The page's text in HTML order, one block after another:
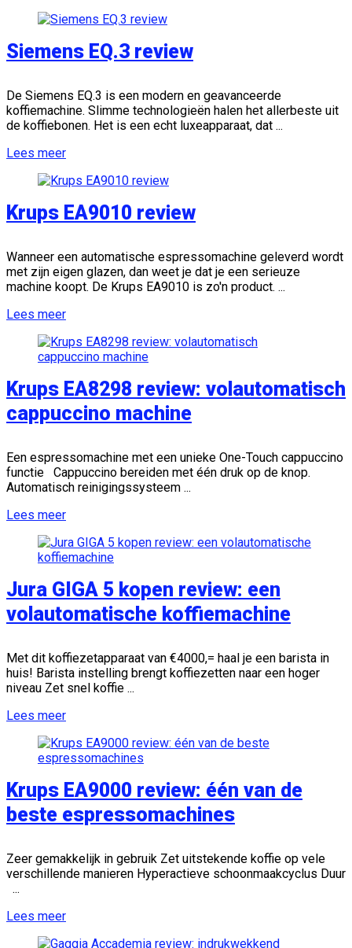
Siemens EQ.3 review
De Siemens EQ.3 is een modern en geavanceerde
koffiemachine. Slimme technologieën halen het allerbeste uit
de koffiebonen. Het is een echt luxeapparaat, dat ...
Lees meer
Krups EA9010 review
Wanneer een automatische espressomachine geleverd wordt
met zijn eigen glazen, dan weet je dat je een serieuze
machine koopt. De Krups EA9010 is zo'n product. ...
Lees meer
Krups EA8298 review: volautomatisch
cappuccino machine
Een espressomachine met een unieke One-Touch cappuccino
functie Cappuccino bereiden met één druk op de knop.
Automatisch reinigingssysteem ...
Lees meer
Jura GIGA 5 kopen review: een
volautomatische koffiemachine
Met dit koffiezetapparaat van €4000,= haal je een barista in
huis! Barista instelling brengt koffiezetten naar een hoger
niveau Zet snel koffie ...
Lees meer
Krups EA9000 review: één van de
beste espressomachines
Zeer gemakkelijk in gebruik Zet uitstekende koffie op vele
verschillende manieren Hyperactieve schoonmaakcyclus Duur
...
Lees meer